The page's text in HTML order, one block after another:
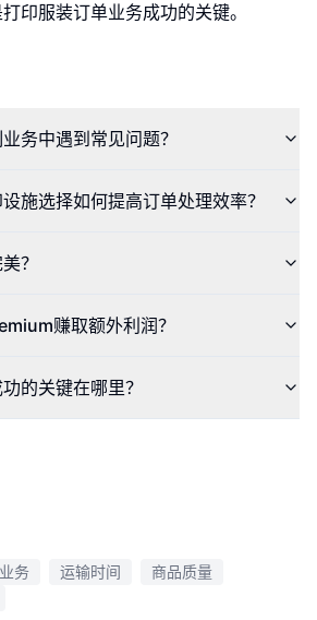
印服装订单业务成功的关键。
务中遇到常见问题？
施选择如何提高订单处理效率？
？
赚取额外利润？
的关键在哪里？
务 运输时间
商品质量